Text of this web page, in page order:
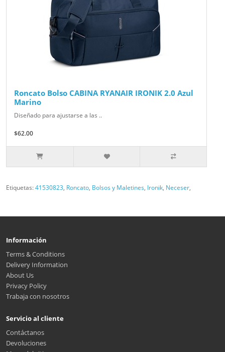
Roncato Bolso CABINA RYANAIR IRONIK 2.0 Azul
Marino
Diseñado para ajustarse a las ..
$62.00
Etiquetas:41530823, Roncato, Bolsos y Maletines, Ironik, Neceser,
Información
Terms & Conditions
Delivery Information
About Us
Privacy Policy
Trabaja con nosotros
Servicio al cliente
Contáctanos
Devoluciones